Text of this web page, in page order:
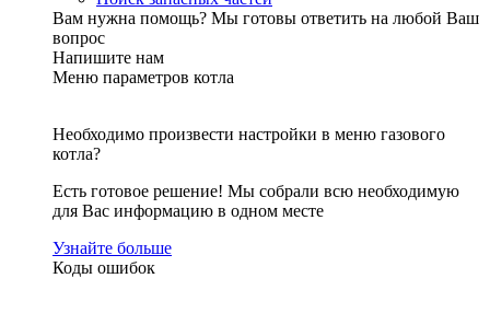
Вам нужна помощь? Мы готовы ответить на любой Ваш
вопрос
Напишите нам
Меню параметров котла
Необходимо произвести настройки в меню газового
котла?
Есть готовое решение! Мы собрали всю необходимую
для Вас информацию в одном месте
Узнайте больше
Коды ошибок